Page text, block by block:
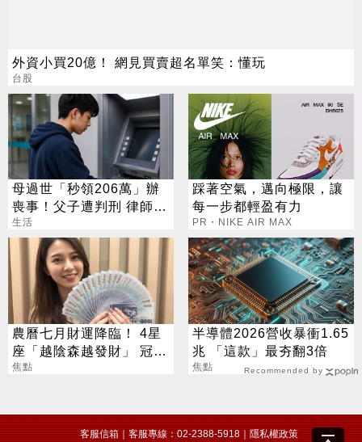
外資小買20億！ 網見買賣超名單笑：懂玩
台股
母過世「秒領206萬」辦
喪事！父子遭判刑 律師：
搶錢先下手是罪
生活
踩著空氣，邁向極限，讓
每一步都輕盈有力
PR・NIKE AIR MAX
農曆七月財運降臨！ 4星
座「越陰森越發財」 冠軍
賺到翻
焦點
半導體2026營收暴衝1.65
兆 「這款」最夯翻3倍
焦點 Recommended by
客服信箱｜客服專線：02-2388-5918｜隱私權政策